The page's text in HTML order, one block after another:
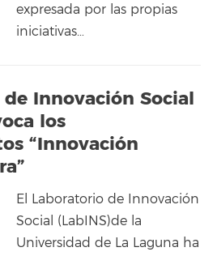
expresada por las propias
iniciativas…
Innovación Social
los
“Innovación
El Laboratorio de Innovación
Social (LabINS)de la
Universidad de La Laguna ha